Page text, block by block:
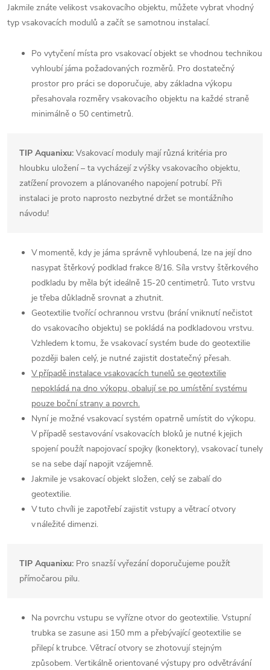
Jakmile znáte velikost vsakovacího objektu, můžete vybrat vhodný
typ vsakovacích modulů a začít se samotnou instalací.
Po vytyčení místa pro vsakovací objekt se vhodnou technikou
vyhloubí jáma požadovaných rozměrů. Pro dostatečný
prostor pro práci se doporučuje, aby základna výkopu
přesahovala rozměry vsakovacího objektu na každé straně
minimálně o 50 centimetrů.
TIP Aquanixu: Vsakovací moduly mají různá kritéria pro
hloubku uložení – ta vycházejí z výšky vsakovacího objektu,
zatížení provozem a plánovaného napojení potrubí. Při
instalaci je proto naprosto nezbytné držet se montážního
návodu!
V momentě, kdy je jáma správně vyhloubená, lze na její dno
nasypat štěrkový podklad frakce 8/16. Síla vrstvy štěrkového
podkladu by měla být ideálně 15-20 centimetrů. Tuto vrstvu
je třeba důkladně srovnat a zhutnit.
Geotextilie tvořící ochrannou vrstvu (brání vniknutí nečistot
do vsakovacího objektu) se pokládá na podkladovou vrstvu.
Vzhledem k tomu, že vsakovací systém bude do geotextilie
později balen celý, je nutné zajistit dostatečný přesah.
V případě instalace vsakovacích tunelů se geotextilie
nepokládá na dno výkopu, obalují se po umístění systému
pouze boční strany a povrch.
Nyní je možné vsakovací systém opatrně umístit do výkopu.
V případě sestavování vsakovacích bloků je nutné k jejich
spojení použít napojovací spojky (konektory), vsakovací tunely
se na sebe dají napojit vzájemně.
Jakmile je vsakovací objekt složen, celý se zabalí do
geotextilie.
V tuto chvíli je zapotřebí zajistit vstupy a větrací otvory
v náležité dimenzi.
TIP Aquanixu: Pro snazší vyřezání doporučujeme použít
přímočarou pilu.
Na povrchu vstupu se vyřízne otvor do geotextilie. Vstupní
trubka se zasune asi 150 mm a přebývající geotextilie se
přilepí k trubce. Větrací otvory se zhotovují stejným
způsobem. Vertikálně orientované výstupy pro odvětrávání